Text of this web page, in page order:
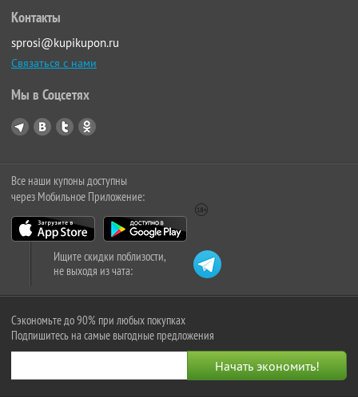
Контакты
sprosi@kupikupon.ru
Связаться с нами
Мы в Соцсетях
Все наши купоны доступны
через Мобильное Приложение:
Ищите скидки поблизости,
не выходя из чата:
Сэкономьте до 90% при любых покупках
Подпишитесь на самые выгодные предложения